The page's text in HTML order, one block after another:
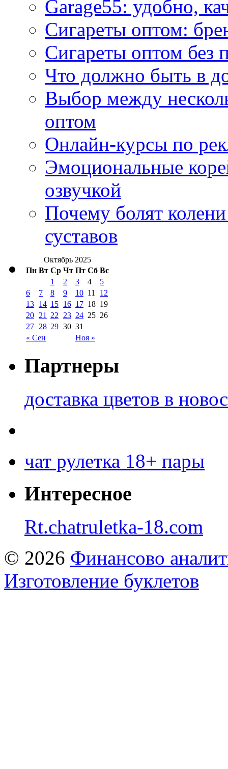
Garage55: удобно,
Сигареты оптом:
Сигареты оптом без
Что должно быть в
Выбор между
оптом
Онлайн-курсы по
Эмоциональные
озвучкой
Почему болят
суставов
Октябрь 2025
Пн Вт Ср Чт Пт Сб Вс
« Сен Ноя »
1 2 3 4
5
6
7 8 9 10 11
12
13 14 15 16 17 18 19
20 21 22 23 24 25 26
27 28 29 30 31
Партнеры
доставка цветов в
чат рулетка 18+ пары
Интересное
Rt.chatruletka-18.com
© 2026 Финансово
Изготовление буклетов